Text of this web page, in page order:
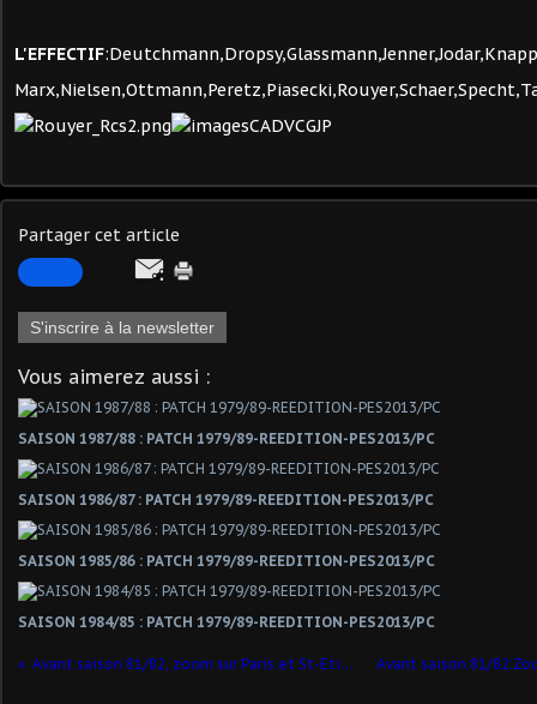
L'EFFECTIF
Partager cet article
S'inscrire à la newsletter
Vous aimerez aussi :
SAISON 1987/88 : PATCH 1979/89-REEDITION-PES2013/PC
SAISON 1986/87 : PATCH 1979/89-REEDITION-PES2013/PC
SAISON 1985/86 : PATCH 1979/89-REEDITION-PES2013/PC
SAISON 1984/85 : PATCH 1979/89-REEDITION-PES2013/PC
Avant saison 81/82, zoom sur Paris et St-Etienne !